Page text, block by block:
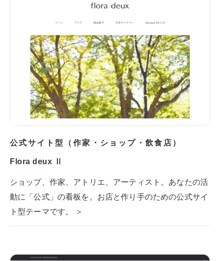
公式サイト型（作家・ショップ・飲食店）
Flora deux Ⅱ
ショップ、作家、アトリエ、アーティスト。あなたの活
動に「公式」の看板を。お店と作り手のための公式サイ
ト型テーマです。 ＞